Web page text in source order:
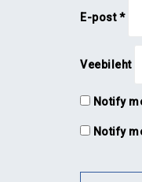
E-post*
Veebileht
Notify
Notify